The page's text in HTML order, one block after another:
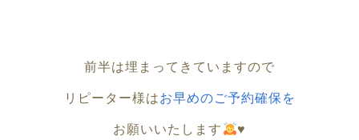
前半は埋まってきていますので
リピーター様はお早めのご予約確保を
お願いいたします ♥️